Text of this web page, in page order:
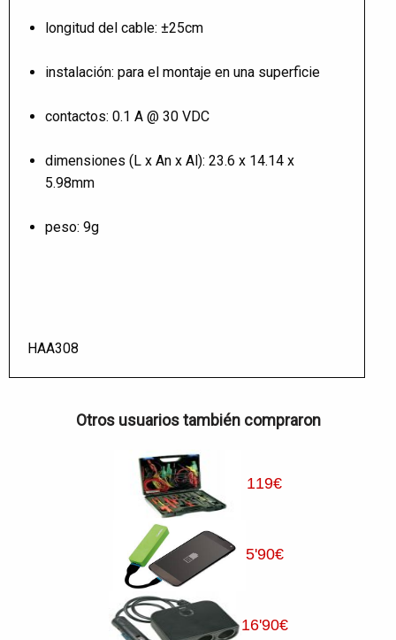
longitud del cable: ±25cm
instalación: para el montaje en una superficie
contactos: 0.1 A @ 30 VDC
dimensiones (L x An x Al): 23.6 x 14.14 x
5.98mm
peso: 9g
HAA308
Otros usuarios también compraron
119€
5'90€
16'90€